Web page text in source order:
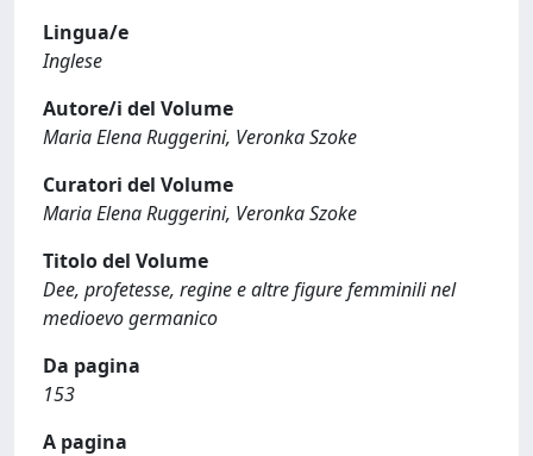
Lingua/e
Inglese
Autore/i del Volume
Maria Elena Ruggerini, Veronka Szoke
Curatori del Volume
Maria Elena Ruggerini, Veronka Szoke
Titolo del Volume
Dee, profetesse, regine e altre figure femminili nel
medioevo germanico
Da pagina
153
A pagina